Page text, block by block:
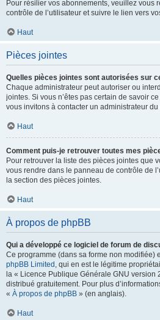
Pour résilier vos abonnements, veuillez vous
contrôle de l’utilisateur et suivre le lien vers
Haut
Pièces jointes
Quelles pièces jointes sont autorisées sur
Chaque administrateur peut autoriser ou
jointes. Si vous n’êtes pas certain de savoir
vous invitons à contacter un administrateur du
Haut
Comment puis-je retrouver toutes mes
Pour retrouver la liste des pièces jointes que
vous rendre dans le panneau de contrôle de
la section des pièces jointes.
Haut
À propos de phpBB
Qui a développé ce logiciel de forum de
Ce programme (dans sa forme non modifiée)
phpBB Limited , qui en est le légitime
la « Licence Publique Générale GNU version
distribué gratuitement. Pour plus
« À propos de phpBB » (en anglais).
Haut